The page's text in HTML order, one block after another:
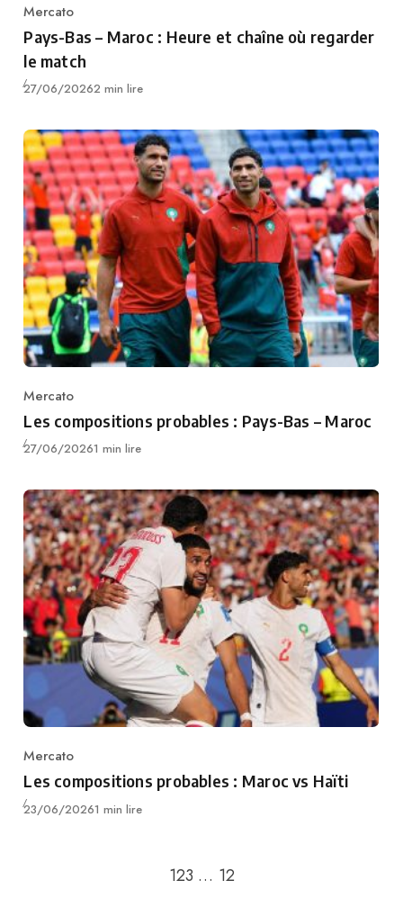
Category
Mercato
Pays-Bas – Maroc : Heure et chaîne où regarder
le match
Publié
27/06/20262 min lire
Category
Mercato
Les compositions probables : Pays-Bas – Maroc
Publié
27/06/20261 min lire
Category
Mercato
Les compositions probables : Maroc vs Haïti
Publié
23/06/20261 min lire
123 … 12Passer à la page